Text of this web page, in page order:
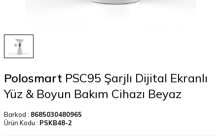
Polosmart PSC95 Şarjlı Dijital Ekranlı
Yüz & Boyun Bakım Cihazı Beyaz
Barkod : 8685030480965
Ürün Kodu : PSKB48-2